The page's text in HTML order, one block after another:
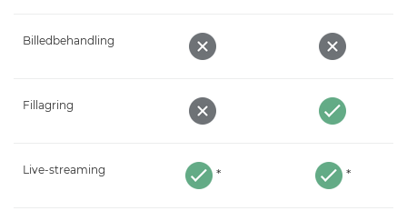
Billedbehandling
Fillagring
Live-streaming * *